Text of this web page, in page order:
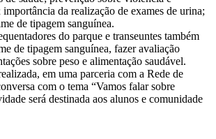
da realização de exames de urina;
de tipagem sanguínea.
do parque e transeuntes também
de tipagem sanguínea, fazer avaliação
sobre peso e alimentação saudável.
em uma parceria com a Rede de
com o tema “Vamos falar sobre
será destinada aos alunos e comunidade